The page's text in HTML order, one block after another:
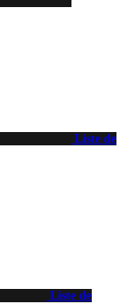
Liste de
Liste de